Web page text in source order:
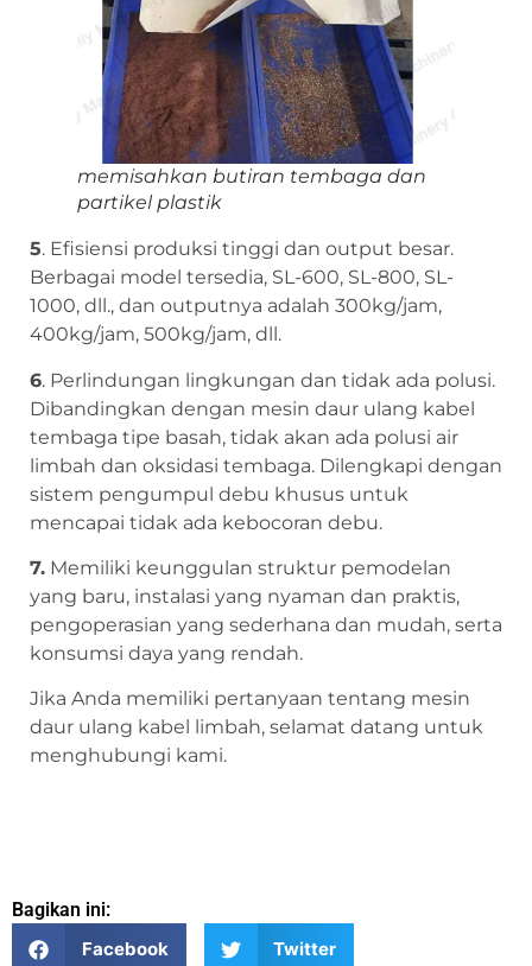
memisahkan butiran tembaga dan
partikel plastik
5. Efisiensi produksi tinggi dan output besar.
Berbagai model tersedia, SL-600, SL-800, SL-
1000, dll., dan outputnya adalah 300kg/jam,
400kg/jam, 500kg/jam, dll.
6. Perlindungan lingkungan dan tidak ada polusi.
Dibandingkan dengan mesin daur ulang kabel
tembaga tipe basah, tidak akan ada polusi air
limbah dan oksidasi tembaga. Dilengkapi dengan
sistem pengumpul debu khusus untuk
mencapai tidak ada kebocoran debu.
7. Memiliki keunggulan struktur pemodelan
yang baru, instalasi yang nyaman dan praktis,
pengoperasian yang sederhana dan mudah, serta
konsumsi daya yang rendah.
Jika Anda memiliki pertanyaan tentang mesin
daur ulang kabel limbah, selamat datang untuk
menghubungi kami.
Bagikan ini:
Facebook
Twitter